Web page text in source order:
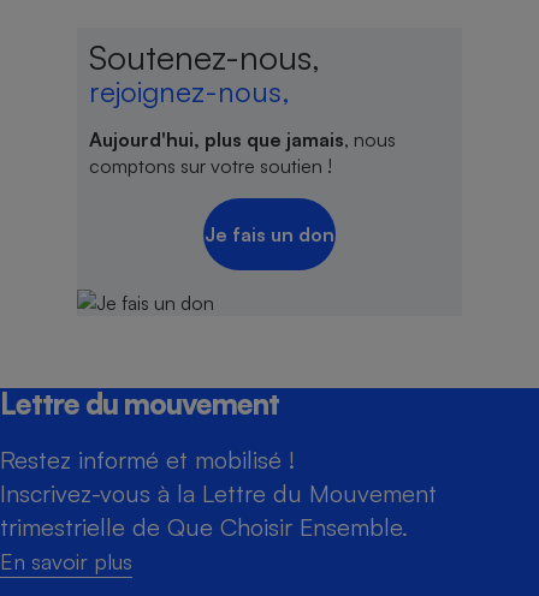
Soutenez-nous,
rejoignez-nous,
Aujourd'hui, plus que jamais, nous
comptons sur votre soutien !
Je fais un don
Lettre du mouvement
Restez informé et mobilisé !
Inscrivez-vous à la Lettre du Mouvement
trimestrielle de Que Choisir Ensemble.
En savoir plus